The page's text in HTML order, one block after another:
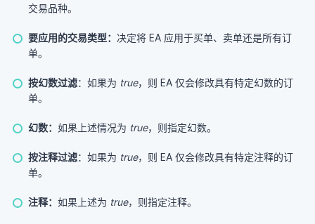
交易品种。
要应用的交易类型： 决定将 EA 应用于买单、卖单还是所有订
单。
按幻数过滤：如果为 true，则 EA 仅会修改具有特定幻数的订
单。
幻数： 如果上述情况为 true，则指定幻数。
按注释过滤：如果为 true，则 EA 仅会修改具有特定注释的订
单。
注释： 如果上述为 true，则指定注释。